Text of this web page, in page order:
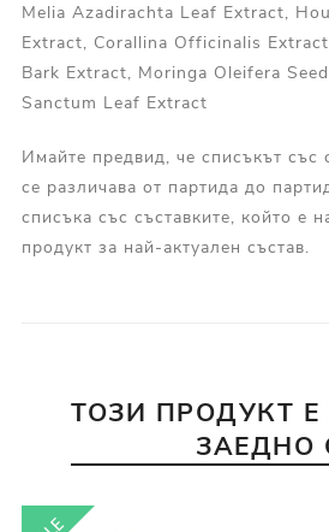
Melia Azadirachta Leaf Extract,
Extract, Corallina Officinalis
Bark Extract, Moringa Oleifera
Sanctum Leaf Extract
Имайте предвид, че списъкът със
се различава от партида до
списъка със съставките, който е
продукт за най-актуален състав.
ТОЗИ ПРОДУКТ
ЗАЕДНО